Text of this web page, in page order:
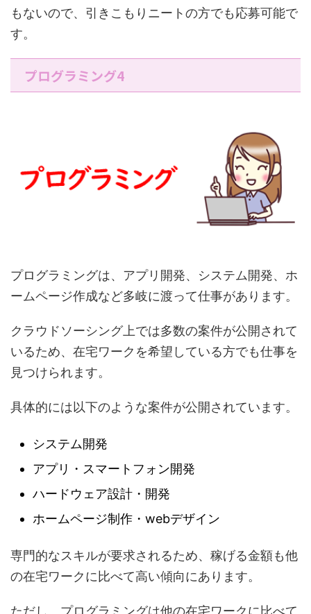
もないので、引きこもりニートの方でも応募可能で
す。
プログラミング4
プログラミングは、アプリ開発、システム開発、ホ
ームページ作成など多岐に渡って仕事があります。
クラウドソーシング上では多数の案件が公開されて
いるため、在宅ワークを希望している方でも仕事を
見つけられます。
具体的には以下のような案件が公開されています。
システム開発
アプリ・スマートフォン開発
ハードウェア設計・開発
ホームページ制作・webデザイン
専門的なスキルが要求されるため、稼げる金額も他
の在宅ワークに比べて高い傾向にあります。
ただし、プログラミングは他の在宅ワークに比べて